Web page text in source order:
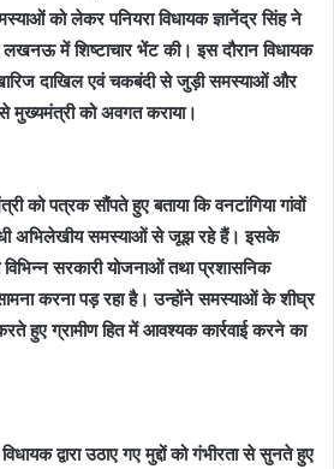
को लेकर पनियरा विधायक ज्ञानेंद्र सिंह ने
लखनऊ में शिष्टाचार भेंट की। इस दौरान विधायक
खारिज दाखिल एवं चकबंदी से जुड़ी समस्याओं और
से मुख्यमंत्री को अवगत कराया।
को पत्रक सौंपते हुए बताया कि वनटांगिया गांवों
अभिलेखीय समस्याओं से जूझ रहे हैं। इसके
विभिन्न सरकारी योजनाओं तथा प्रशासनिक
करना पड़ रहा है। उन्होंने समस्याओं के शीघ्र
हुए ग्रामीण हित में आवश्यक कार्रवाई करने का
द्वारा उठाए गए मुद्दों को गंभीरता से सुनते हुए